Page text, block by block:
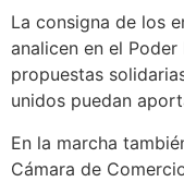
La consigna de los
analicen en el
propuestas
unidos puedan
En la marcha
Cámara de